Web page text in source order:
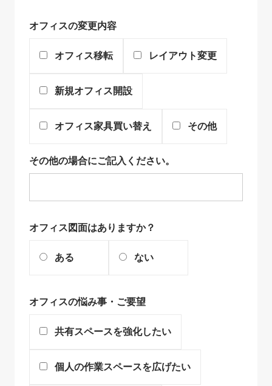
オフィスの変更内容
オフィス移転 レイアウト変更
新規オフィス開設
オフィス家具買い替え その他
その他の場合にご記入ください。
オフィス図面はありますか？
ある ない
オフィスの悩み事・ご要望
共有スペースを強化したい
個人の作業スペースを広げたい